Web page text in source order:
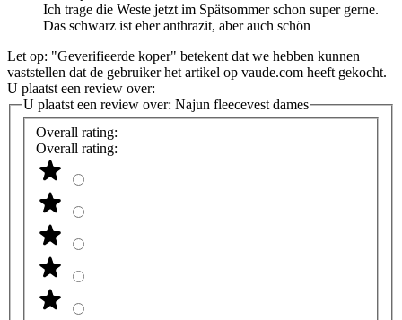
Ich trage die Weste jetzt im Spätsommer schon super gerne.
Das schwarz ist eher anthrazit, aber auch schön
Let op: "Geverifieerde koper" betekent dat we hebben kunnen
vaststellen dat de gebruiker het artikel op vaude.com heeft gekocht.
U plaatst een review over:
U plaatst een review over: Najun fleecevest dames
Overall rating:
Overall rating: